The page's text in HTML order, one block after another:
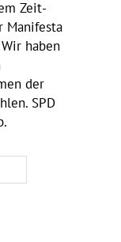
Zeit­
Mani­festa
haben
der
SPD